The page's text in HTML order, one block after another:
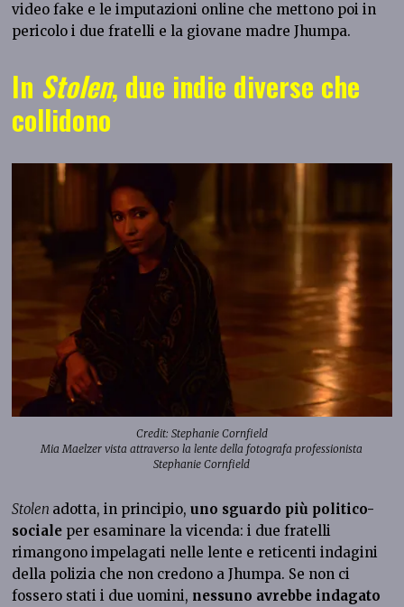
video fake e le imputazioni online che mettono poi in
pericolo i due fratelli e la giovane madre Jhumpa.
In Stolen, due indie diverse che
collidono
Credit: Stephanie Cornfield
Mia Maelzer vista attraverso la lente della fotografa professionista
Stephanie Cornfield
Stolen adotta, in principio, uno sguardo più politico-
sociale per esaminare la vicenda: i due fratelli
rimangono impelagati nelle lente e reticenti indagini
della polizia che non credono a Jhumpa. Se non ci
fossero stati i due uomini, nessuno avrebbe indagato